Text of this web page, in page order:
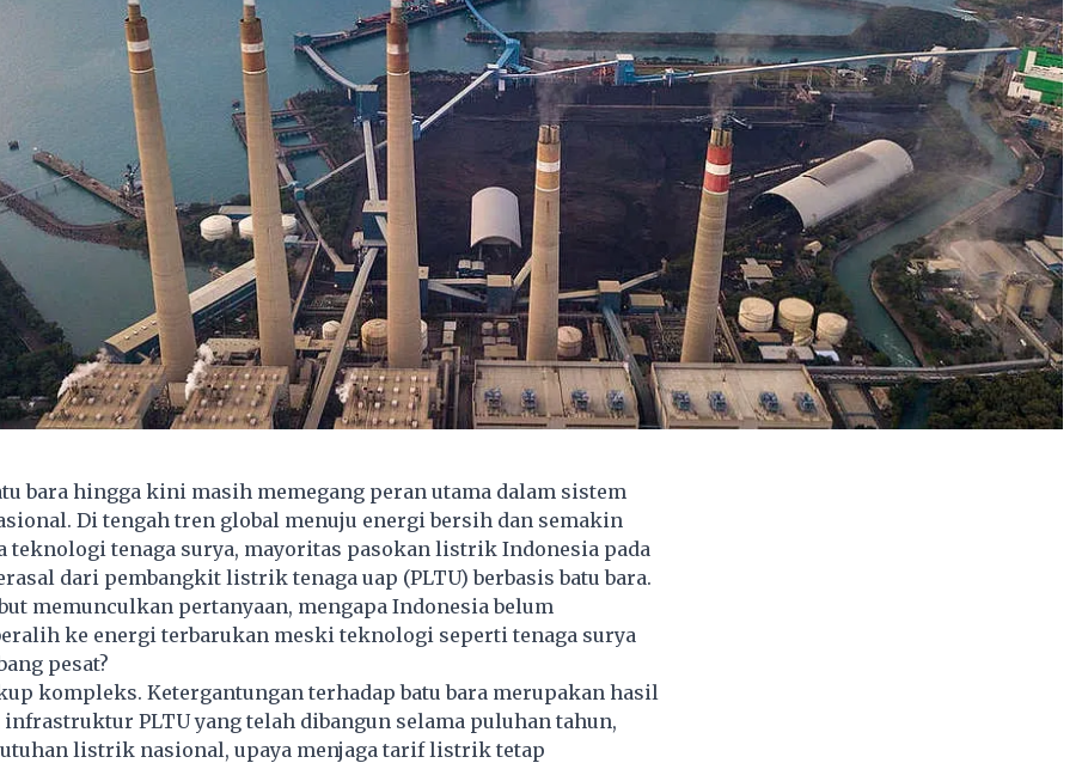
bara hingga kini masih memegang peran utama dalam sistem
Di tengah tren global menuju energi bersih dan semakin
teknologi tenaga surya, mayoritas pasokan listrik Indonesia pada
dari pembangkit listrik tenaga uap (PLTU) berbasis batu bara.
memunculkan pertanyaan, mengapa Indonesia belum
ke energi terbarukan meski teknologi seperti tenaga surya
pesat?
kompleks. Ketergantungan terhadap batu bara merupakan hasil
PLTU yang telah dibangun selama puluhan tahun,
listrik nasional, upaya menjaga tarif listrik tetap